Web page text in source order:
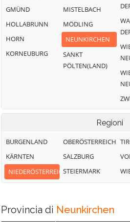
GMÜND
HOLLABRUNN
HORN
KORNEUBURG
MISTELBACH
MÖDLING
NEUNKIRCHEN
SANKT
PÖLTEN(LAND)
Regioni
BURGENLAND
KÄRNTEN
NIEDERÖSTERREICH
OBERÖSTERREICH
SALZBURG
STEIERMARK
Provincia di Neunkirchen